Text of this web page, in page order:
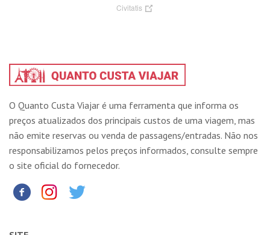
Civitatis
O Quanto Custa Viajar é uma ferramenta que informa os
preços atualizados dos principais custos de uma viagem, mas
não emite reservas ou venda de passagens/entradas. Não nos
responsabilizamos pelos preços informados, consulte sempre
o site oficial do fornecedor.